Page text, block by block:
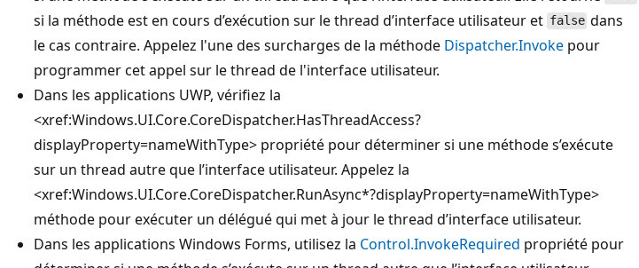
si la méthode est en cours d’exécution sur le thread d’interface utilisateur et false dans
le cas contraire. Appelez l'une des surcharges de la méthode Dispatcher.Invoke pour
programmer cet appel sur le thread de l'interface utilisateur.
Dans les applications UWP, vérifiez la
<xref:Windows.UI.Core.CoreDispatcher.HasThreadAccess?
displayProperty=nameWithType> propriété pour déterminer si une méthode s’exécute
sur un thread autre que l’interface utilisateur. Appelez la
<xref:Windows.UI.Core.CoreDispatcher.RunAsync*?displayProperty=nameWithType>
méthode pour exécuter un délégué qui met à jour le thread d’interface utilisateur.
Dans les applications Windows Forms, utilisez la Control.InvokeRequired propriété pour